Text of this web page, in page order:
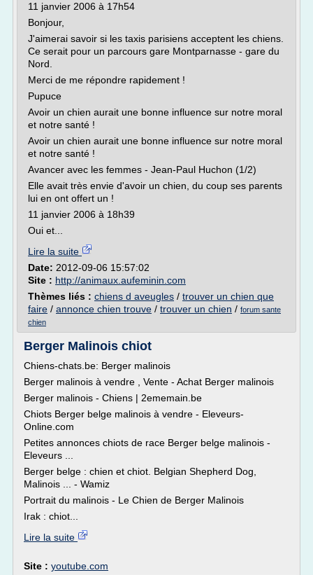
11 janvier 2006 à 17h54
Bonjour,
J'aimerai savoir si les taxis parisiens acceptent les chiens.
Ce serait pour un parcours gare Montparnasse - gare du
Nord.
Merci de me répondre rapidement !
Pupuce
Avoir un chien aurait une bonne influence sur notre moral
et notre santé !
Avoir un chien aurait une bonne influence sur notre moral
et notre santé !
Avancer avec les femmes - Jean-Paul Huchon (1/2)
Elle avait très envie d'avoir un chien, du coup ses parents
lui en ont offert un !
11 janvier 2006 à 18h39
Oui et...
Lire la suite
Date: 2012-09-06 15:57:02
Site : http://animaux.aufeminin.com
Thèmes liés : chiens d aveugles / trouver un chien que
faire / annonce chien trouve / trouver un chien / forum sante
chien
Berger Malinois chiot
Chiens-chats.be: Berger malinois
Berger malinois à vendre , Vente - Achat Berger malinois
Berger malinois - Chiens | 2ememain.be
Chiots Berger belge malinois à vendre - Eleveurs-
Online.com
Petites annonces chiots de race Berger belge malinois -
Eleveurs ...
Berger belge : chien et chiot. Belgian Shepherd Dog,
Malinois ... - Wamiz
Portrait du malinois - Le Chien de Berger Malinois
Irak : chiot...
Lire la suite
Site : youtube.com